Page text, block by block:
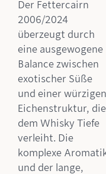
Der Fettercairn
2006/2024
überzeugt durch
eine ausgewogene
Balance zwischen
exotischer Süße
und einer würzigen
Eichenstruktur, die
dem Whisky Tiefe
verleiht. Die
komplexe
und der lange,